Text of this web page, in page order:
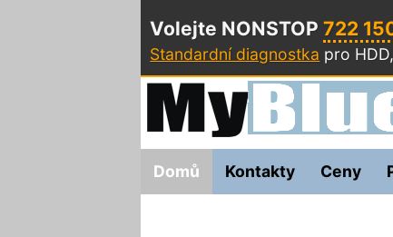
Volejte NONSTOP722
Standardní diagnostka pro
Domů Kontakty Ceny